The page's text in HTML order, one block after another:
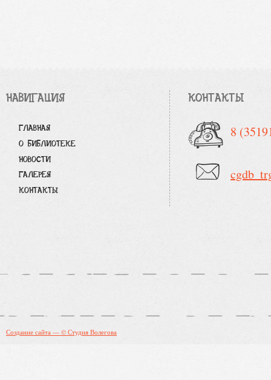
НАВИГАЦИЯ
ГЛАВНАЯ
О БИБЛИОТЕКЕ
НОВОСТИ
ГАЛЕРЕЯ
КОНТАКТЫ
КОНТАКТЫ
8
Создание сайта — © Студия Волегова